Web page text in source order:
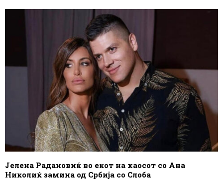
Јелена Радановиќ во екот на хаосот со Ана
Николиќ замина од Србија со Слоба